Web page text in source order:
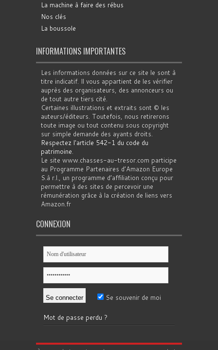
La machine à faire des rébus
Nos clés
La boussole
INFORMATIONS IMPORTANTES
Les informations données sur ce site le sont à
titre indicatif. Il vous appartient de les vérifier
auprès des organisateurs, des annonceurs ou
de tout autre tiers cité.
Certaines illustrations et extraits sont © les
auteurs/éditeurs. Toutefois, nous retirerons
toute image ou tout contenu sous copyright
sur simple demande des ayants droits.
Respectez l'article 542-1 du code du
patrimoine.
Le site www.chasses-au-tresor.com participe
au Programme Partenaires d’Amazon Europe
S.à r.l., un programme d’affiliation conçu pour
permettre à des sites de percevoir une
rémunération grâce à la création de liens vers
Amazon.fr
CONNEXION
Se souvenir de moi
Mot de passe perdu ?